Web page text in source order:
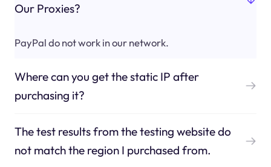
Our Proxies?
PayPal do not work in our network.
Where can you get the static IP after
purchasing it?
The test results from the testing website do
not match the region I purchased from.